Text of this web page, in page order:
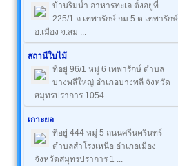
บ้านริมน้ำ อาหารทะเล ตั้งอยู่ที่
225/1 ถ.เทพารักษ์ กม.5 ต.เทพารักษ์
อ.เมือง จ.สม ...
สถานีใบไม้
ที่อยู่ 96/1 หมู่ 6 เทพารักษ์ ตำบล
บางพลีใหญ่ อำเภอบางพลี จังหวัด
สมุทรปราการ 1054 ...
เกาะยอ
ที่อยู่ 444 หมู่ 5 ถนนศรีนครินทร์
ตำบลสำโรงเหนือ อำเภอเมือง
จังหวัดสมุทรปราการ 1 ...